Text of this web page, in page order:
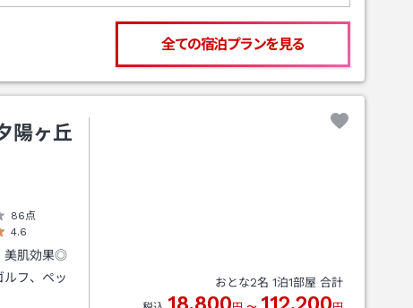
全ての宿泊プランを見る
陽ヶ丘
86点
4.6
美肌効果◎
フ、ペッ
おとな2名 1泊1部屋 合計